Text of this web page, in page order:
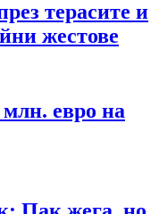
терасите и
жестове
евро на